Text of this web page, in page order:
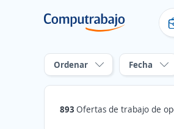
Ordenar Fecha
893 Ofertas de trabajo de operador